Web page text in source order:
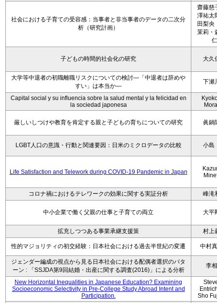
社会における子育ての受容感：当事者と非当事者のデータの二次分
析（研究計画）
齋藤慈
澤祐太
田梨央
茉莉・
仁
子どもの時間的社会化の研究 大久
大学等中退者の初職離職リスクについての検討―「中退者は辞めや
すい」は本当か―
下瀬
Capital social y su influencia sobre la salud mental y la felicidad en
la sociedad japonesa
厳しいしつけや教育を肯定する親と子どもの育ちについての研究 眞鍋
LGBT人口の意識・行動と関連要因：日米のミクロデータの比較 小
Life Satisfaction and Telework during COVID-19 Pandemic in Japan
コロナ禍におけるテレワークの効果に関する実証分析 峰滝
中小企業で働く父親の仕事と子育ての両立 大平
拡充しつつある事業承継支援策 村上
性的マジョリティの初交経験：日本社会における過去半世紀の変遷 中村
ジェンダー編成の視点から見る日本社会における配偶者選択のパタ
ーン : 「SSJDA第9回結婚・出産に関する調査(2016)」による分析
李
New Horizontal Inequalities in Japanese Education? Examining
Socioeconomic Selectivity in Pre-College Study Abroad Intent and
Participation.
Sho